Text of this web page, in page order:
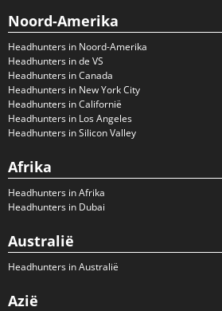
Noord-Amerika
Headhunters in Noord-Amerika
Headhunters in de VS
Headhunters in Canada
Headhunters in New York City
Headhunters in Californië
Headhunters in Los Angeles
Headhunters in Silicon Valley
Afrika
Headhunters in Afrika
Headhunters in Dubai
Australië
Headhunters in Australië
Azië